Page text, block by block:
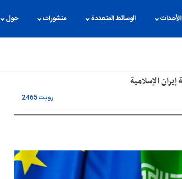
الأحداث الوسائط المتعددة منشورات حول
رویت2465